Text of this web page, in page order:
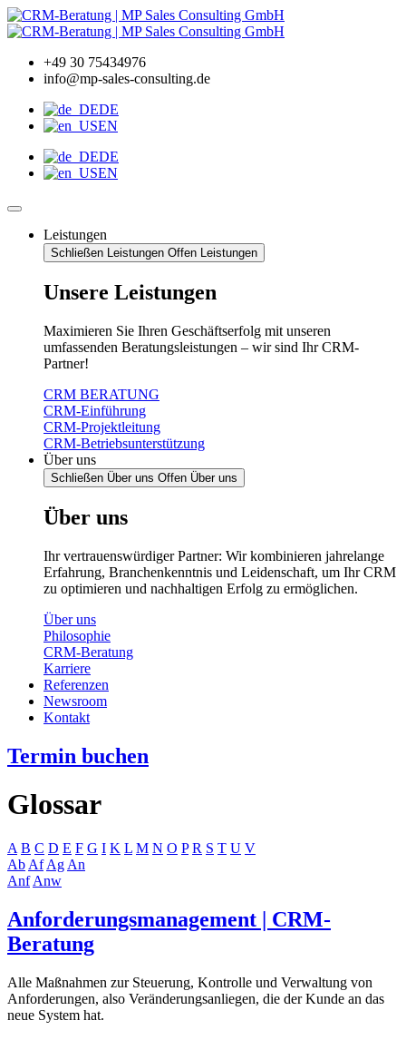
Zum
Inhalt
+49 30 75434976
info@mp-sales-consulting.de
DE
EN
DE
EN
Leistungen
Schließen Leistungen Offen Leistungen
Unsere Leistungen
Maximieren Sie Ihren Geschäftserfolg mit unseren
umfassenden Beratungsleistungen – wir sind Ihr CRM-
Partner!
CRM BERATUNG
CRM-Einführung
CRM-Projektleitung
CRM-Betriebsunterstützung
Über uns
Schließen Über uns Offen Über uns
Über uns
Ihr vertrauenswürdiger Partner: Wir kombinieren jahrelange
Erfahrung, Branchenkenntnis und Leidenschaft, um Ihr CRM
zu optimieren und nachhaltigen Erfolg zu ermöglichen.
Über uns
Philosophie
CRM-Beratung
Karriere
Referenzen
Newsroom
Kontakt
Termin buchen
Glossar
A B C D E F G I K L M N O P R S T U V
AbAfAgAn
AnfAnw
Anforderungsmanagement | CRM-
Beratung
Alle Maßnahmen zur Steuerung, Kontrolle und Verwaltung von
Anforderungen, also Veränderungsanliegen, die der Kunde an das
neue System hat.